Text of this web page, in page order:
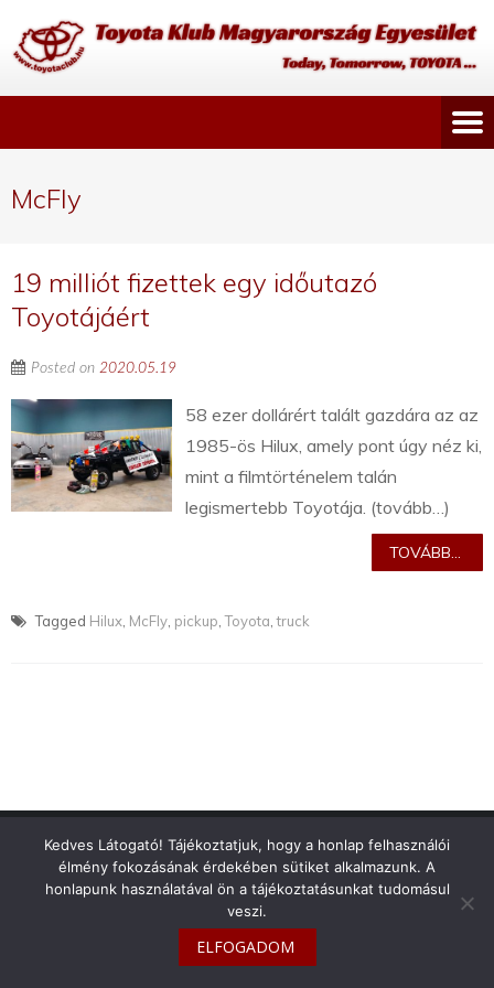
McFly
19 milliót fizettek egy időutazó
Toyotájáért
Posted on 2020.05.19
58 ezer dollárért talált gazdára az az
1985-ös Hilux, amely pont úgy néz ki,
mint a filmtörténelem talán
legismertebb Toyotája. (tovább…)
TOVÁBB...
Tagged Hilux McFly pickup ,Toyota ,truck
Copyright © 2026Toyota Klub Magyarország
Kedves Látogató! Tájékoztatjuk, hogy a honlap felhasználói
élmény fokozásának érdekében sütiket alkalmazunk. A
honlapunk használatával ön a tájékoztatásunkat tudomásul
veszi.
ELFOGADOM